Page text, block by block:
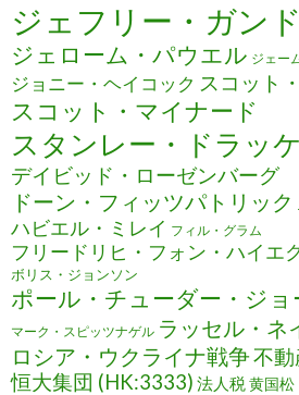
ジェフリー・ガン
ジェローム・パウエル ジェー
ジョニー・ヘイコック スコット
スコット・マイナード
スタンレー・ドラッ
デイビッド・ローゼンバーグ
ドーン・フィッツパトリック
ハビエル・ミレイ フィル・グラム
フリードリヒ・フォン・ハイエ
ボリス・ジョンソン
ポール・チューダー・ジョ
マーク・スピッツナゲル ラッセル・ネ
ロシア・ウクライナ戦争不動
恒大集団 (HK:3333) 法人税黄国松